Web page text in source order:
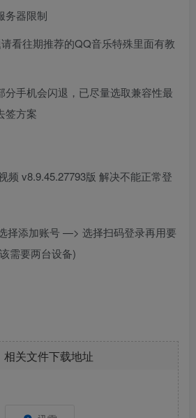
务器限制
看往期推荐的QQ音乐特殊里面有教
分手机会闪退，已尽量选取兼容性最
签方案
频 v8.9.45.27793版 解决不能正常登
择添加账号 —> 选择扫码登录再用要
需要两台设备)
相关文件下载地址